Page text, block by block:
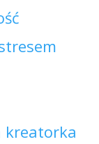
kreatorka